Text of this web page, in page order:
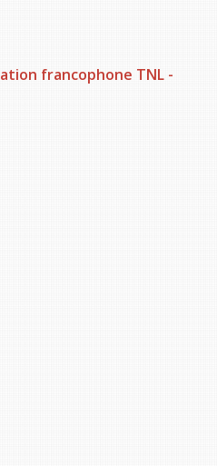
francophone TNL -